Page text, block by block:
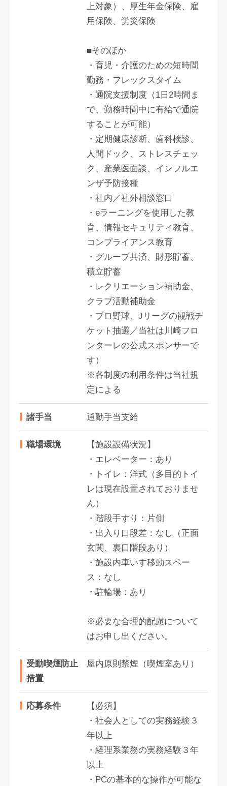
上対象）、厚生年金保険、雇
用保険、労災保険
■そのほか
・育児・介護のための短時間
勤務・フレックスタイム
・通院支援制度（1日2時間ま
で、勤務時間中に有給で通院
することが可能）
・定期健康診断、歯科検診、
人間ドック、ストレスチェッ
ク、産業医面談、インフルエ
ンザ予防接種
・社内／社外相談窓口
・eラーニングを使用した教
育、情報セキュリティ教育、
コンプライアンス教育
・グループ共済、財形貯蓄、
積立貯蓄
・レクリエーション補助金、
クラブ活動補助金
・プロ野球、Jリーグの観戦チ
ケット抽選／当社は川崎フロ
ンターレの公式スポンサーで
す）
※各制度の利用条件は当社規
定による
諸手当 通勤手当支給
職場環境
【施設設備状況】
・エレベーター：あり
・トイレ：洋式（多目的トイ
レは現在設置されておりませ
ん）
・階段手すり：片側
・出入り口段差：なし（正面
玄関、裏口階段あり）
・施設内車いす移動スペー
ス：なし
・駐輪場：あり
※必要な合理的配慮について
はお申し出ください。
受動喫煙防止
措置
屋内原則禁煙（喫煙室あり）
応募条件
【必須】
・社会人としての実務経験３
年以上
・経理系業務の実務経験３年
以上
・PCの基本的な操作が可能な